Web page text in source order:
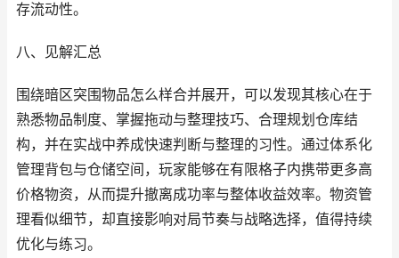
存流动性。
八、见解汇总
围绕暗区突围物品怎么样合并展开，可以发现其核心在于
熟悉物品制度、掌握拖动与整理技巧、合理规划仓库结
构，并在实战中养成快速判断与整理的习性。通过体系化
管理背包与仓储空间，玩家能够在有限格子内携带更多高
价格物资，从而提升撤离成功率与整体收益效率。物资管
理看似细节，却直接影响对局节奏与战略选择，值得持续
优化与练习。